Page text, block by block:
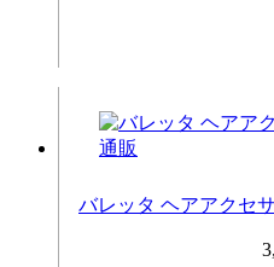
バレッタ ヘアアクセ